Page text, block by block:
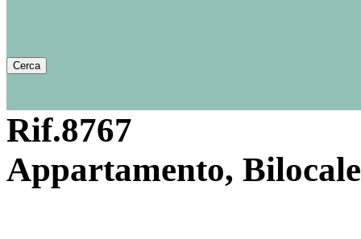
Rif.8767
Appartamento,